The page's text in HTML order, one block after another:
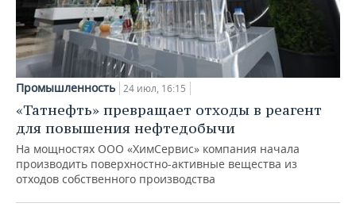
Промышленность 24 июл, 16:15
«Татнефть» превращает отходы в реагент
для повышения нефтедобычи
На мощностях ООО «ХимСервис» компания начала
производить поверхностно-активные вещества из
отходов собственного производства